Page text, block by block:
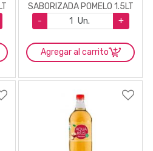
SABORIZADA POMELO 1.5LT
-
Un. +
Agregar al carrito